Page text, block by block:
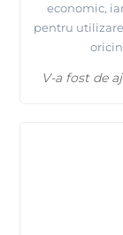
economic,
pentru
V-a fost de